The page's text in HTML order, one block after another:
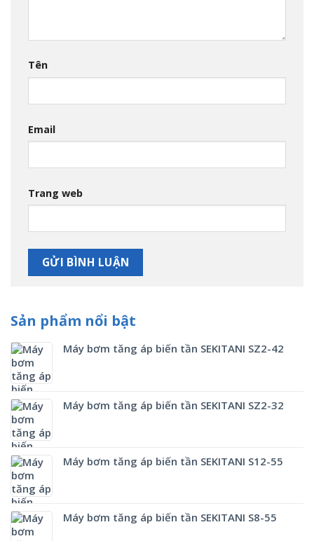
Tên
Email
Trang web
Sản phẩm nổi bật
Máy bơm tăng áp biến tần SEKITANI SZ2-42
Máy bơm tăng áp biến tần SEKITANI SZ2-32
Máy bơm tăng áp biến tần SEKITANI S12-55
Máy bơm tăng áp biến tần SEKITANI S8-55